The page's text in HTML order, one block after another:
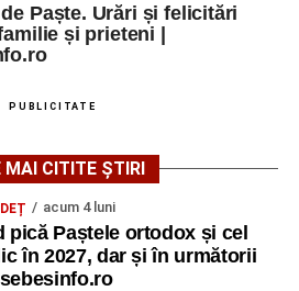
Paște. Urări și felicitări
și prieteni |
PUBLICITATE
MAI CITITE ȘTIRI
acum 4 luni
pică Paștele ortodox și cel
în 2027, dar și în următorii